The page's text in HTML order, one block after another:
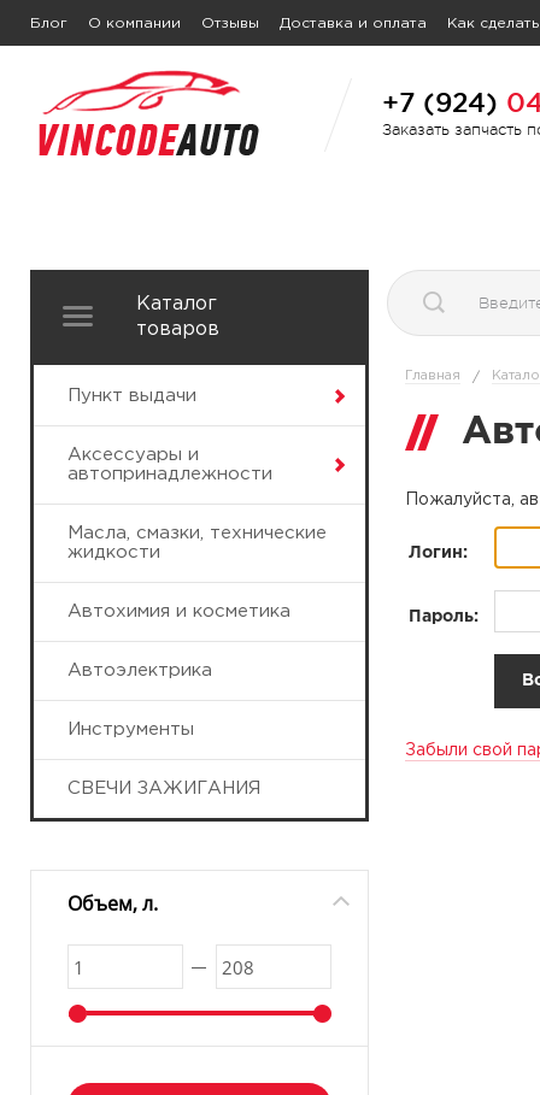
Блог О компании Отзывы Доставка и оплата Как
+7 (924)
Заказать запчасть
Каталог
товаров
Пункт выдачи
Аксессуары и
автопринадлежности
Масла, смазки, технические
жидкости
Автохимия и косметика
Автоэлектрика
Инструменты
СВЕЧИ ЗАЖИГАНИЯ
Объем, л.
Главная /
Пожалуйста,
Логин:
Пароль:
Забыли свой